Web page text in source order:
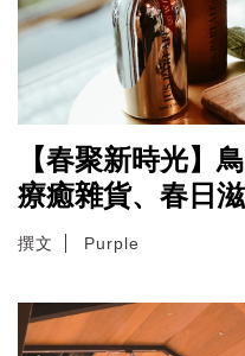
【春聚新時光】
療癒雜貨、春日
撰文 Purple